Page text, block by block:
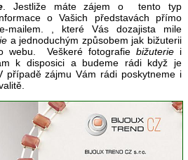
. Jestliže máte zájem o tento typ
o Vašich představách přímo
mailem. , které Vás dozajista mile
a jednoduchým způsobem jak bižuterii
webu. Veškeré fotografie bižuterie i
k disposici a budeme rádi když je
případě zájmu Vám rádi poskytneme i